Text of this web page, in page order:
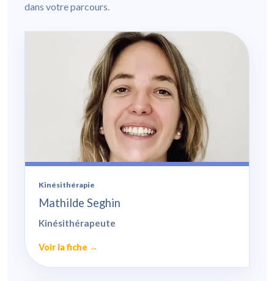
dans votre parcours.
Kinésithérapie
Mathilde Seghin
Kinésithérapeute
Voir la fiche →